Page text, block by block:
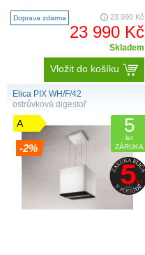
Stropní tubusový odsavač ..
Doprava zdarma 23 990 Kč
23 990 Kč
Skladem
Vložit do košíku
Elica PIX WH/F/42
ostrůvková digestoř
A
-2%
5
let
ZÁRUKA